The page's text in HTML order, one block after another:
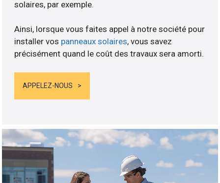
solaires, par exemple.
Ainsi, lorsque vous faites appel à notre société pour
installer vos panneaux solaires, vous savez
précisément quand le coût des travaux sera amorti.
APPELEZ-NOUS